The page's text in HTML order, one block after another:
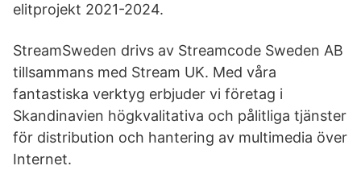
elitprojekt 2021-2024.
StreamSweden drivs av Streamcode Sweden AB
tillsammans med Stream UK. Med våra
fantastiska verktyg erbjuder vi företag i
Skandinavien högkvalitativa och pålitliga tjänster
för distribution och hantering av multimedia över
Internet.